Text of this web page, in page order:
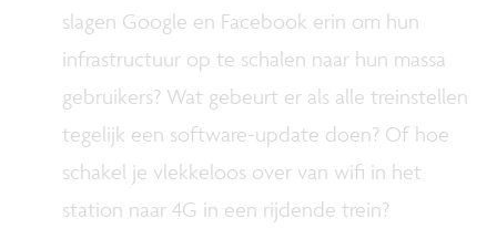
slagen Google en Facebook erin om hun
infrastructuur op te schalen naar hun massa
gebruikers? Wat gebeurt er als alle treinstellen
tegelijk een software-update doen? Of hoe
schakel je vlekkeloos over van wifi in het
station naar 4G in een rijdende trein?